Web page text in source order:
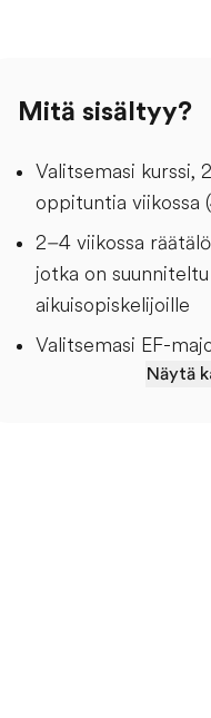
Mitä sisältyy?
Valitsemasi kurssi,
oppituntia viikossa
2–4 viikossa
jotka on
aikuisopiskelijoille
Valitsemasi EF-
Näytä